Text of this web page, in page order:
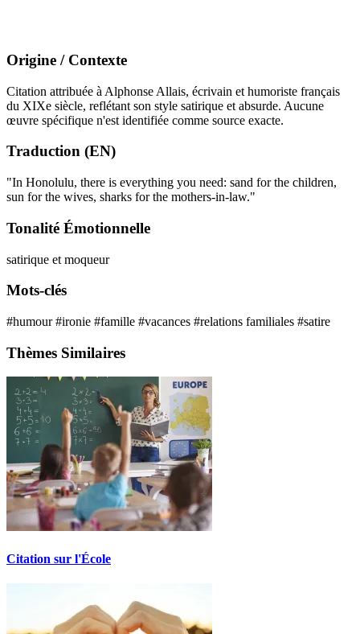
Origine / Contexte
Citation attribuée à Alphonse Allais, écrivain et humoriste français
du XIXe siècle, reflétant son style satirique et absurde. Aucune
œuvre spécifique n'est identifiée comme source exacte.
Traduction (EN)
"In Honolulu, there is everything you need: sand for the children,
sun for the wives, sharks for the mothers-in-law."
Tonalité Émotionnelle
satirique et moqueur
Mots-clés
#humour#ironie #famille #vacances #relations familiales #satire
Thèmes Similaires
Citation sur l'École